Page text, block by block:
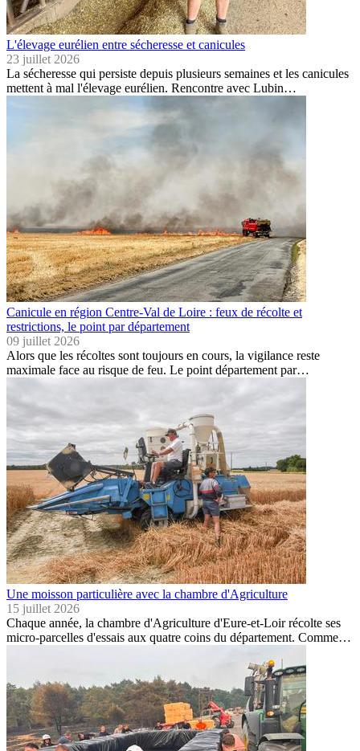
L'élevage eurélien entre sécheresse et canicules
23 juillet 2026
La sécheresse qui persiste depuis plusieurs semaines et les canicules
mettent à mal l'élevage eurélien. Rencontre avec Lubin…
Canicule en région Centre-Val de Loire : feux de récolte et
restrictions, le point par département
09 juillet 2026
Alors que les récoltes sont toujours en cours, la vigilance reste
maximale face au risque de feu. Le point département par…
Une moisson particulière avec la chambre d'Agriculture
15 juillet 2026
Chaque année, la chambre d'Agriculture d'Eure-et-Loir récolte ses
micro-parcelles d'essais aux quatre coins du département. Comme…